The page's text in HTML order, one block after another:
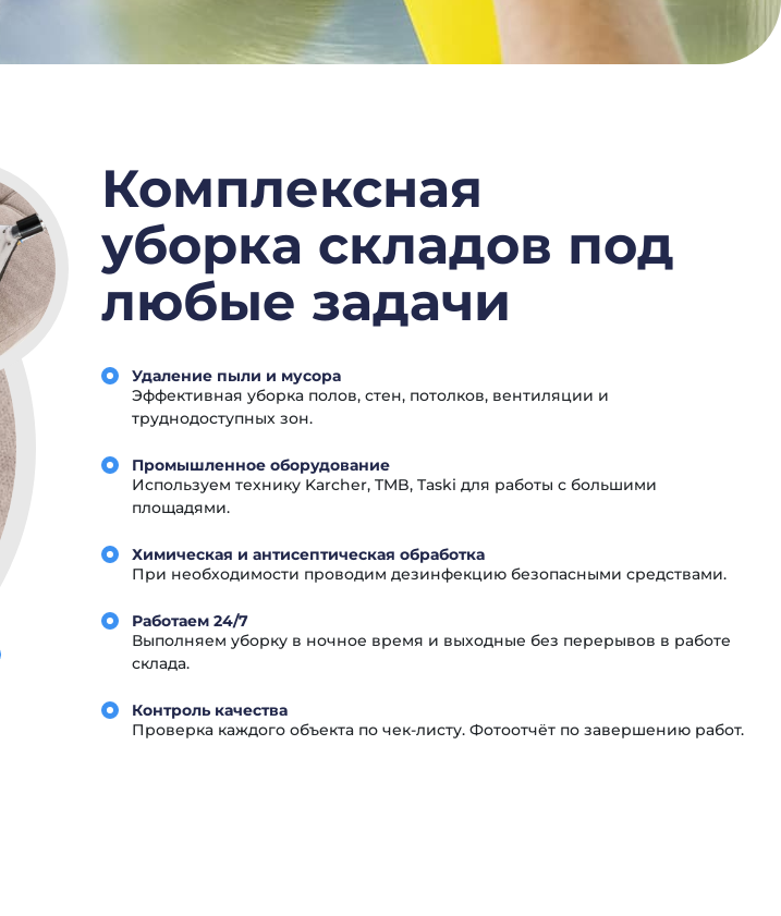
Комплексная
уборка складов под
любые задачи
Удаление пыли и мусора
Эффективная уборка полов, стен, потолков, вентиляции и
труднодоступных зон.
Промышленное оборудование
Используем технику Karcher, TMB, Taski для работы с большими
площадями.
Химическая и антисептическая обработка
При необходимости проводим дезинфекцию безопасными средствами.
Работаем 24/7
Выполняем уборку в ночное время и выходные без перерывов в работе
склада.
Контроль качества
Проверка каждого объекта по чек-листу. Фотоотчёт по завершению работ.